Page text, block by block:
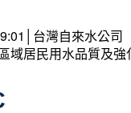
台灣自來水公司
域居民用水品質及